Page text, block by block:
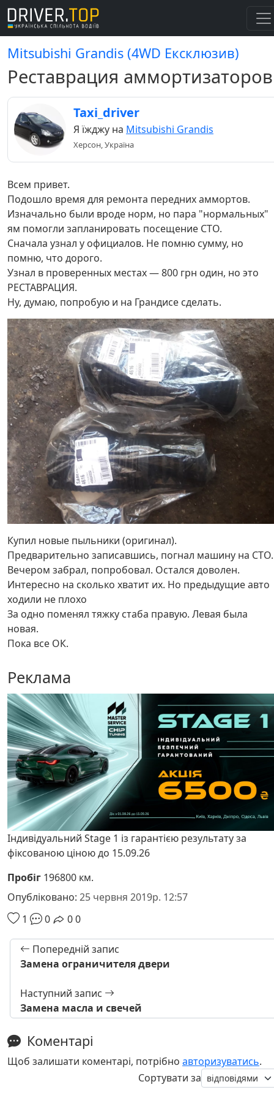
Mitsubishi Grandis (4WD Ексклюзив)
Реставрация аммортизаторов
Taxi_driver
Я їжджу на Mitsubishi Grandis
Херсон, Україна
Всем привет.
Подошло время для ремонта передних аммортов.
Изначально были вроде норм, но пара "нормальных"
ям помогли запланировать посещение СТО.
Сначала узнал у официалов. Не помню сумму, но
помню, что дорого.
Узнал в проверенных местах — 800 грн один, но это
РЕСТАВРАЦИЯ.
Ну, думаю, попробую и на Грандисе сделать.
Купил новые пыльники (оригинал).
Предварительно записавшись, погнал машину на СТО.
Вечером забрал, попробовал. Остался доволен.
Интересно на сколько хватит их. Но предыдущие авто
ходили не плохо
За одно поменял тяжку стаба правую. Левая была
новая.
Пока все ОК.
Реклама
Індивідуальний Stage 1 із гарантією результату за
фіксованою ціною до 15.09.26
Пробіг 196800 км.
Опубліковано: 25 червня 2019р. 12:57
1
0 00
Попередній запис
Замена ограничителя двери
Наступний запис
Замена масла и свечей
Коментарі
Щоб залишати коментарі, потрібно авторизуватись.
Сортувати за